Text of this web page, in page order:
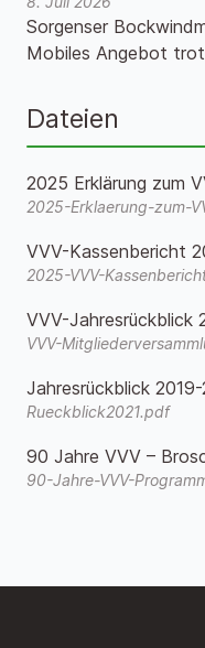
Sorgenser
Mobiles Angebot
Dateien
2025 Erklärung zum
2025-Erklaerung-zum-
VVV-Kassenbericht
2025-VVV-
VVV-Jahresrückblick
Jahresrückblick 2019-
Rueckblick2021.pdf
90 Jahre VVV –
90-Jahre-VVV-